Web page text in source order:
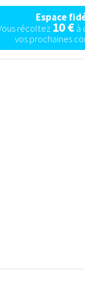
Espace
récoltez 10 €à
vos prochaines